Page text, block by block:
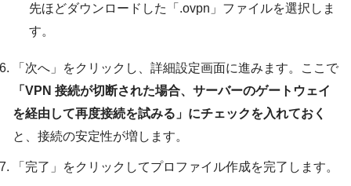
先ほどダウンロードした「.ovpn」ファイルを選択しま
す。
「次へ」をクリックし、詳細設定画面に進みます。ここで
「VPN 接続が切断された場合、サーバーのゲートウェイ
を経由して再度接続を試みる」にチェックを入れておく
と、接続の安定性が増します。
「完了」をクリックしてプロファイル作成を完了します。